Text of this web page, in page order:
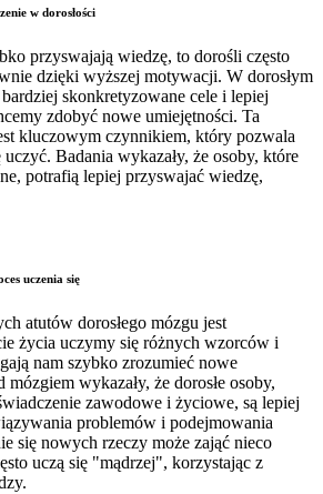
w dorosłości
przyswajają wiedzę, to dorośli często
dzięki wyższej motywacji. W dorosłym
skonkretyzowane cele i lepiej
zdobyć nowe umiejętności. Ta
kluczowym czynnikiem, który pozwala
uczyć. Badania wykazały, że osoby, które
potrafią lepiej przyswajać wiedzę,
uczenia się
atutów dorosłego mózgu jest
życia uczymy się różnych wzorców i
nam szybko zrozumieć nowe
wykazały, że dorosłe osoby,
zawodowe i życiowe, są lepiej
problemów i podejmowania
się nowych rzeczy może zająć nieco
uczą się "mądrzej", korzystając z